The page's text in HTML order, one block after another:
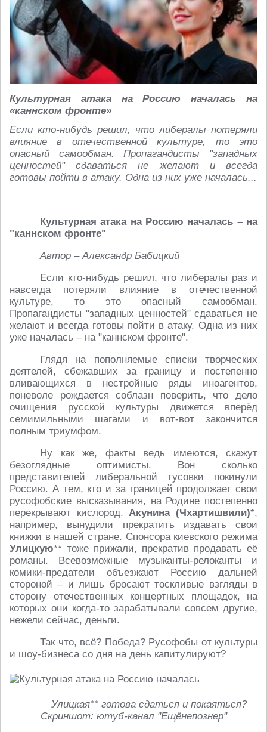
Культурная атака на Россию началась на
«каннском фронте»
Если кто-нибудь решил, что либералы потеряли
влияние в отечественной культуре, то это
опасный самообман. Пропагандисты "западных
ценностей" сдаваться не желают и всегда
готовы пойти в атаку. Одна из них уже началась...
Культурная атака на Россию началась – на
"каннском фронте"
Автор – Александр Бабицкий
Если кто-нибудь решил, что либералы раз и
навсегда потеряли влияние в отечественной
культуре, то это опасный самообман.
Пропагандисты "западных ценностей" сдаваться не
желают и всегда готовы пойти в атаку. Одна из них
уже началась – на "каннском фронте".
Глядя на пополняемые списки творческих
деятелей, сбежавших за границу и постепенно
вливающихся в нестройные ряды иноагентов,
поневоле рождается соблазн поверить, что дело
очищения русской культуры движется вперёд
семимильными шагами и вот-вот закончится
полным триумфом.
Ну как же, факты ведь имеются, скажут
безоглядные оптимисты. Вон сколько
представителей либеральной тусовки покинули
Россию. А тем, кто и за границей продолжает свои
русофобские высказывания, на Родине постепенно
перекрывают кислород.Акунина (Чхартишвили)*,
например, вынудили прекратить издавать свои
книжки в нашей стране. Спонсора киевского режима
Улицкую** тоже прижали, прекратив продавать её
романы. Всевозможные музыканты-релоканты и
комики-предатели объезжают Россию дальней
стороной – и лишь бросают тоскливые взгляды в
сторону отечественных концертных площадок, на
которых они когда-то зарабатывали совсем другие,
нежели сейчас, деньги.
Так что, всё? Победа? Русофобы от культуры
и шоу-бизнеса со дня на день капитулируют?
Улицкая** готова сдаться и покаяться?
Скриншот: ютуб-канал "Ещёнепознер"